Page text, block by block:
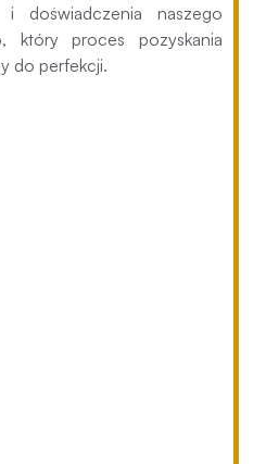
doświadczenia naszego
który proces pozyskania
do perfekcji.